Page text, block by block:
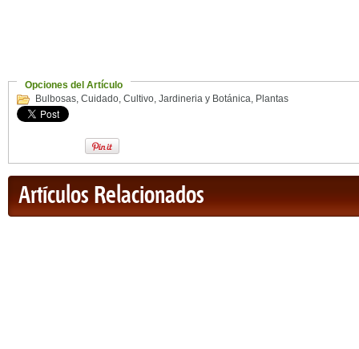
Opciones del Artículo
Bulbosas, Cuidado, Cultivo, Jardineria y Botánica, Plantas
Artículos Relacionados